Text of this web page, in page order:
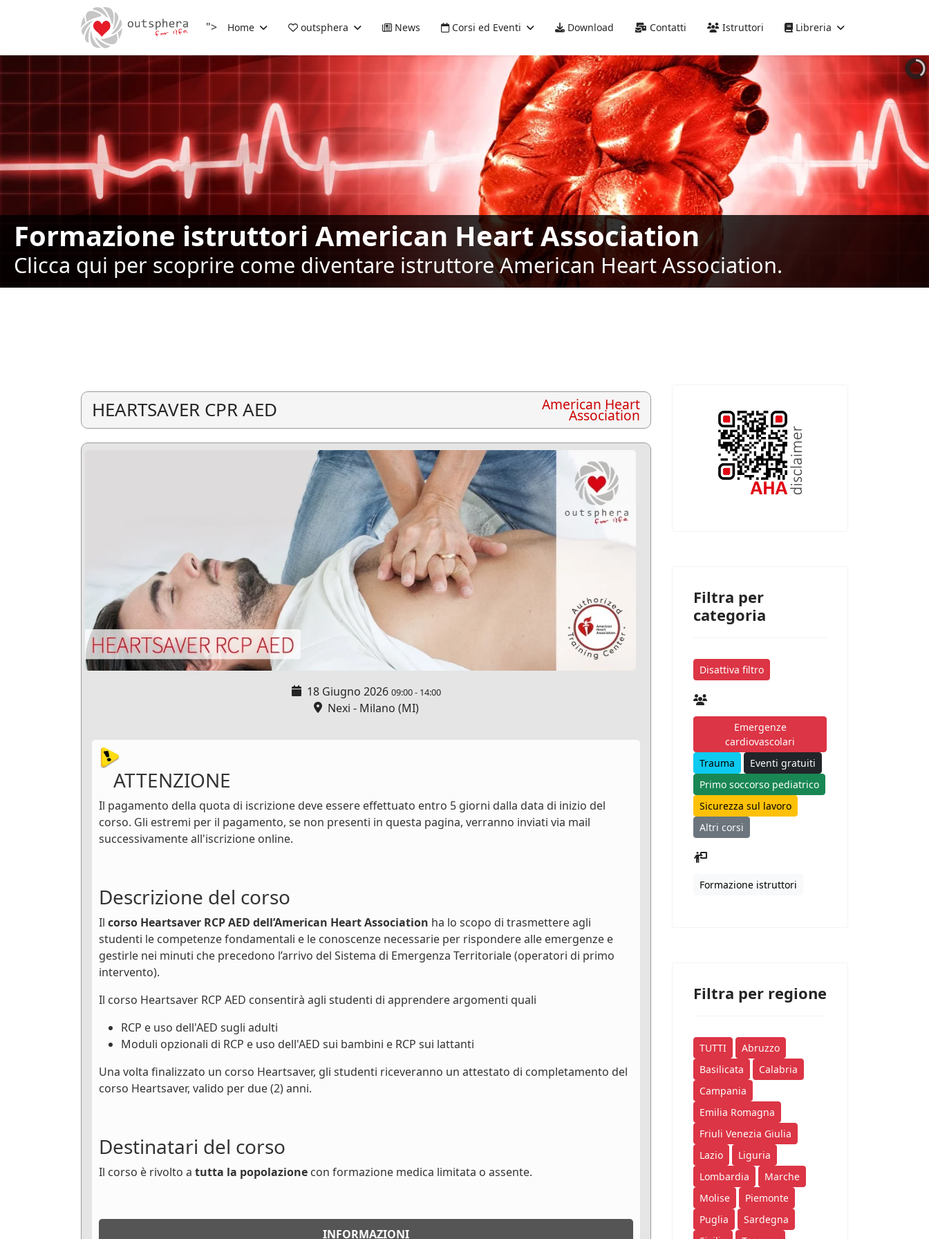
"> Home outsphera News Corsi ed Eventi Download Contatti Istruttori Libreria
Formazione istruttori American Heart Association
Clicca qui per scoprire come diventare istruttore American Heart Association.
HEARTSAVER CPR AED American Heart
Association
18 Giugno 2026 09:00- 14:00
Nexi - Milano (MI)
ATTENZIONE
Il pagamento della quota di iscrizione deve essere effettuato entro 5 giorni dalla data di inizio del
corso. Gli estremi per il pagamento, se non presenti in questa pagina, verranno inviati via mail
successivamente all'iscrizione online.
Descrizione del corso
Il corso Heartsaver RCP AED dell’American Heart Association ha lo scopo di trasmettere agli
studenti le competenze fondamentali e le conoscenze necessarie per rispondere alle emergenze e
gestirle nei minuti che precedono l’arrivo del Sistema di Emergenza Territoriale (operatori di primo
intervento).
Il corso Heartsaver RCP AED consentirà agli studenti di apprendere argomenti quali
RCP e uso dell'AED sugli adulti
Moduli opzionali di RCP e uso dell'AED sui bambini e RCP sui lattanti
Una volta finalizzato un corso Heartsaver, gli studenti riceveranno un attestato di completamento del
corso Heartsaver, valido per due (2) anni.
Destinatari del corso
Il corso è rivolto a tutta la popolazione con formazione medica limitata o assente.
INFORMAZIONI
Filtra per
categoria
Disattiva filtro
Emergenze
cardiovascolari
Trauma
Eventi gratuiti
Primo soccorso pediatrico
Sicurezza sul lavoro
Altri corsi
Formazione istruttori
Filtra per regione
TUTTI
Abruzzo
Basilicata
Calabria
Campania
Emilia Romagna
Friuli Venezia Giulia
Lazio
Liguria
Lombardia
Marche
Molise
Piemonte
Puglia
Sardegna